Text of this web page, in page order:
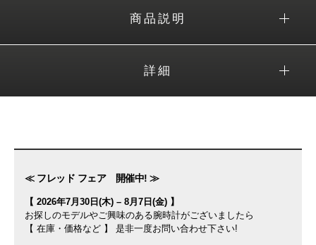
商品説明
詳細
≪ フレッド フェア 開催中! ≫
【 2026年7月30日(木) – 8月7日(金) 】
お探しのモデルやご興味のある腕時計がございましたら
【 在庫・価格など 】 是非一度お問い合わせ下さい!